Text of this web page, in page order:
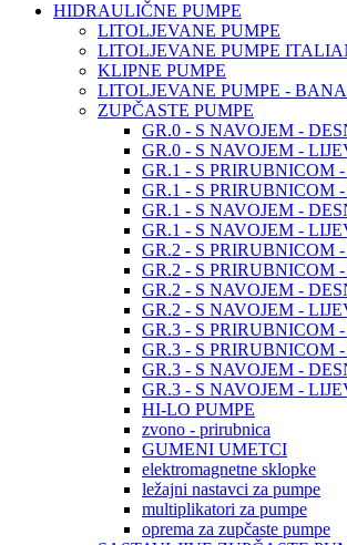
HIDRAULIČNE PUMPE
LITOLJEVANE PUMPE
LITOLJEVANE PUMPE
KLIPNE PUMPE
LITOLJEVANE PUMPE -
ZUPČASTE PUMPE
GR.0 - S NAVOJEM -
GR.0 - S NAVOJEM -
GR.1 - S PRIRUBNICOM
GR.1 - S PRIRUBNICOM
GR.1 - S NAVOJEM -
GR.1 - S NAVOJEM -
GR.2 - S PRIRUBNICOM
GR.2 - S PRIRUBNICOM
GR.2 - S NAVOJEM -
GR.2 - S NAVOJEM -
GR.3 - S PRIRUBNICOM
GR.3 - S PRIRUBNICOM
GR.3 - S NAVOJEM -
GR.3 - S NAVOJEM -
HI-LO PUMPE
zvono - prirubnica
GUMENI UMETCI
elektromagnetne sklopke
ležajni nastavci za pumpe
multiplikatori za pumpe
oprema za zupčaste pumpe